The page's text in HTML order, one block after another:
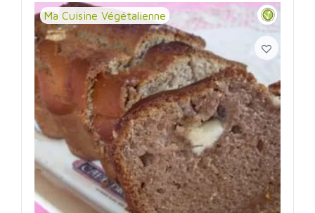
Ma Cuisine Végétalienne